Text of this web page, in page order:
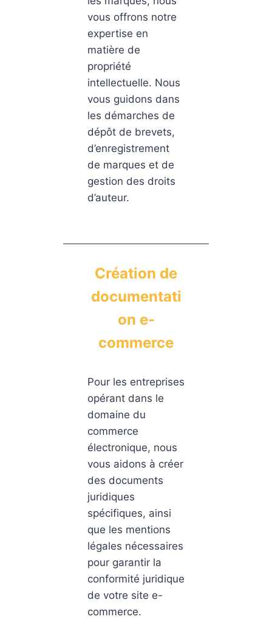
vous offrons notre
expertise en
matière de
propriété
intellectuelle. Nous
vous guidons dans
les démarches de
dépôt de brevets,
d’enregistrement
de marques et de
gestion des droits
d’auteur.
Création de
documentati
on e-
commerce
Pour les entreprises
opérant dans le
domaine du
commerce
électronique, nous
vous aidons à créer
des documents
juridiques
spécifiques, ainsi
que les mentions
légales nécessaires
pour garantir la
conformité juridique
de votre site e-
commerce.